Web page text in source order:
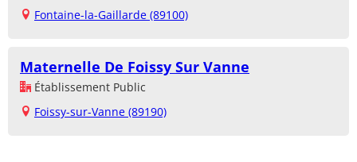
Fontaine-la-Gaillarde (89100)
Maternelle De Foissy Sur Vanne
Établissement Public
Foissy-sur-Vanne (89190)